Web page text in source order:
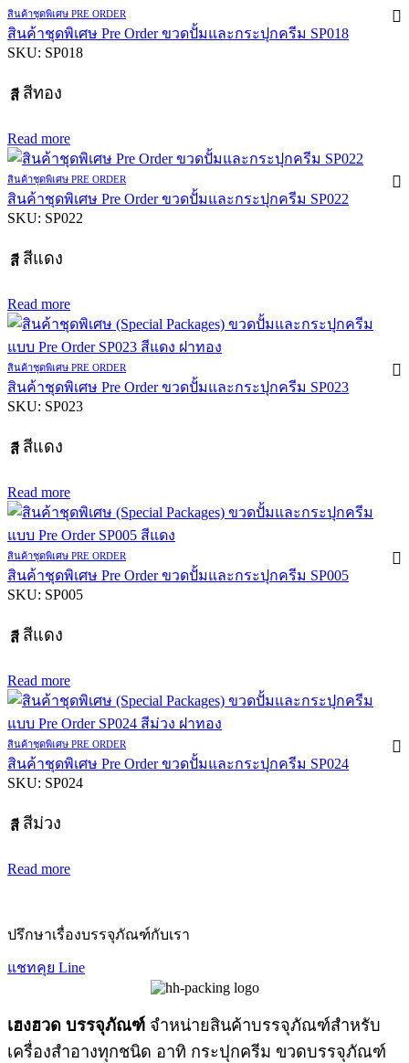
สินค้าชุดพิเศษ PRE ORDER
สินค้าชุดพิเศษ Pre Order ขวดปั้มและกระปุกครีม SP018
SKU: SP018
สี สีทอง
Read more
สินค้าชุดพิเศษ PRE ORDER
สินค้าชุดพิเศษ Pre Order ขวดปั้มและกระปุกครีม SP022
SKU: SP022
สี สีแดง
Read more
สินค้าชุดพิเศษ PRE ORDER
สินค้าชุดพิเศษ Pre Order ขวดปั้มและกระปุกครีม SP023
SKU: SP023
สี สีแดง
Read more
สินค้าชุดพิเศษ PRE ORDER
สินค้าชุดพิเศษ Pre Order ขวดปั้มและกระปุกครีม SP005
SKU: SP005
สี สีแดง
Read more
สินค้าชุดพิเศษ PRE ORDER
สินค้าชุดพิเศษ Pre Order ขวดปั้มและกระปุกครีม SP024
SKU: SP024
สี สีม่วง
Read more
ปรึกษาเรื่องบรรจุภัณฑ์กับเรา
แชทคุย Line
เฮงฮวด บรรจุภัณฑ์ จำหน่ายสินค้าบรรจุภัณฑ์สำหรับ
เครื่องสำอางทุกชนิด อาทิ กระปุกครีม ขวดบรรจุภัณฑ์